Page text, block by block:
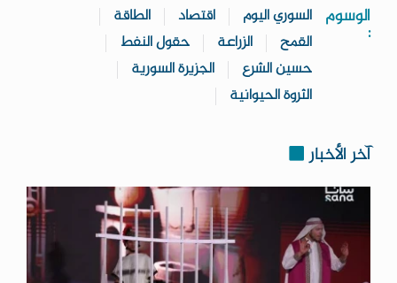
الوسوم
:
السوري اليوم اقتصاد
الطاقة
القمح
الزراعة
حقول النفط
حسين الشرع
الجزيرة السورية
الثروة الحيوانية
آخر الأخبار